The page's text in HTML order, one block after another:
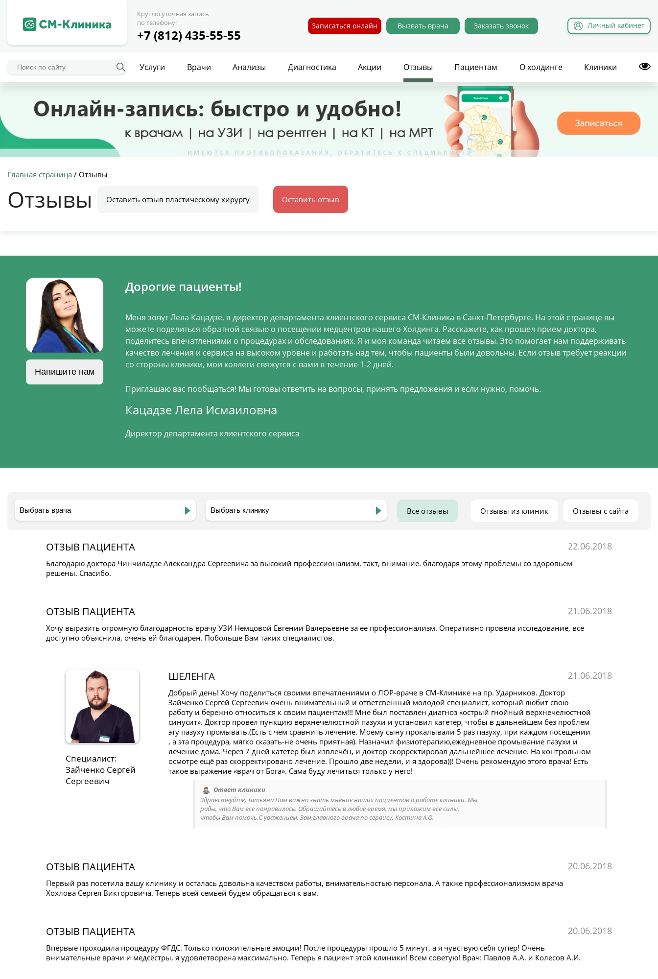
Круглосуточная запись
по телефону:
+7 (812) 435-55-55
Записаться онлайн Вызвать врача Заказать звонок Личный кабинет
Услуги Врачи Анализы Диагностика Акции Отзывы Пациентам О холдинге Клиники
Главная страница / Отзывы
Отзывы Оставить отзыв пластическому хирургу Оставить отзыв
Напишите нам
Дорогие пациенты!
Меня зовут Лела Кацадзе, я директор департамента клиентского сервиса СМ-Клиника в Санкт-Петербурге. На этой странице вы
можете поделиться обратной связью о посещении медцентров нашего Холдинга. Расскажите, как прошел прием доктора,
поделитесь впечатлениями о процедурах и обследованиях. Я и моя команда читаем все отзывы. Это помогает нам поддерживать
качество лечения и сервиса на высоком уровне и работать над тем, чтобы пациенты были довольны. Если отзыв требует реакции
со стороны клиники, мои коллеги свяжутся с вами в течение 1-2 дней.
Приглашаю вас пообщаться! Мы готовы ответить на вопросы, принять предложения и если нужно, помочь.
Кацадзе Лела Исмаиловна
Директор департамента клиентского сервиса
Отзывы с сайта
Отзывы из клиник
Все отзывы
ОТЗЫВ ПАЦИЕНТА 22.06.2018
Благодарю доктора Чинчиладзе Александра Сергеевича за высокий профессионализм, такт, внимание. благодаря этому проблемы со здоровьем
решены. Спасибо.
ОТЗЫВ ПАЦИЕНТА 21.06.2018
Хочу выразить огромную благодарность врачу УЗИ Немцовой Евгении Валерьевне за ее профессионализм. Оперативно провела исследование, все
доступно объяснила, очень ей благодарен. Побольше Вам таких специалистов.
Специалист:
Зайченко Сергей
Сергеевич
ШЕЛЕНГА 21.06.2018
Добрый день! Хочу поделиться своими впечатлениями о ЛОР-враче в СМ-Клинике на пр. Ударников. Доктор
Зайченко Сергей Сергеевич очень внимательный и ответсвенный молодой специалист, который любит свою
работу и бережно относиться к своим пациентам!!! Мне был поставлен диагноз «острый гнойный верхнечелюстной
синусит». Доктор провел пункцию верхнечелюстной пазухи и установил катетер, чтобы в дальнейшем без проблем
эту пазуху промывать.(Есть с чем сравнить лечение. Моему сыну прокалывали 5 раз пазуху, при каждом посещении
, а эта процедура, мягко сказать-не очень приятная). Назначил физиотерапию,ежедневное промывание пазухи и
лечение дома. Через 7 дней катетер был извлечён, и доктор скорректировал дальнейшее лечение. На контрольном
осмотре ещё раз скорректировано лечение. Прошло две недели, и я здорова))! Очень рекомендую этого врача! Есть
такое выражение «врач от Бога». Сама буду лечиться только у него!
Ответ клиники
Здравствуйте, Татьяна Нам важно знать мнение наших пациентов о работе клиники. Мы
рады, что Вам все понравилось. Обращайтесь в любое время, мы приложим все силы,
чтобы Вам помочь.С уважением, Зам.главного врача по сервису, Костина А.О.
ОТЗЫВ ПАЦИЕНТА 20.06.2018
Первый раз посетила вашу клинику и осталась довольна качеством работы, внимательностью персонала. А также профессионализмом врача
Хохлова Сергея Викторовича. Теперь всей семьей будем обращаться к вам.
ОТЗЫВ ПАЦИЕНТА 20.06.2018
Впервые проходила процедуру ФГДС. Только положительные эмоции! После процедуры прошло 5 минут, а я чувствую себя супер! Очень
внимательные врачи и медсёстры, я удовлетворена максимально. Теперь я пациент этой клиники! Всем советую! Врач: Павлов А.А. и Колесов А.И.